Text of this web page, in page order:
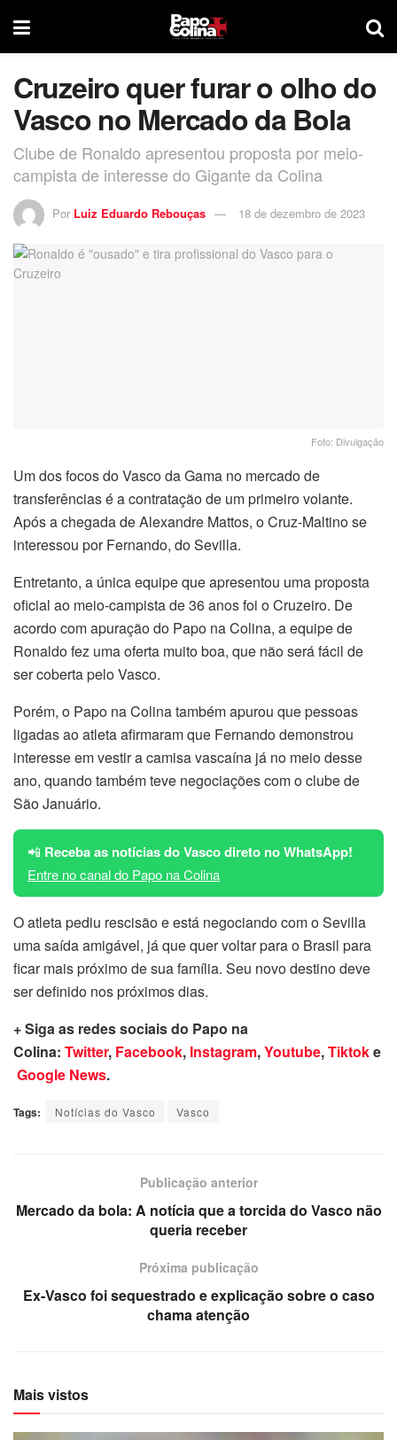
Cruzeiro quer furar o olho do
Vasco no Mercado da Bola
Clube de Ronaldo apresentou proposta por meio-
campista de interesse do Gigante da Colina
Por Luiz Eduardo Rebouças 18 de dezembro de 2023
Foto: Divulgação
Um dos focos do Vasco da Gama no mercado de
transferências é a contratação de um primeiro volante.
Após a chegada de Alexandre Mattos, o Cruz-Maltino se
interessou por Fernando, do Sevilla.
Entretanto, a única equipe que apresentou uma proposta
oficial ao meio-campista de 36 anos foi o Cruzeiro. De
acordo com apuração do Papo na Colina, a equipe de
Ronaldo fez uma oferta muito boa, que não será fácil de
ser coberta pelo Vasco.
Porém, o Papo na Colina também apurou que pessoas
ligadas ao atleta afirmaram que Fernando demonstrou
interesse em vestir a camisa vascaína já no meio desse
ano, quando também teve negociações com o clube de
São Januário.
📲 Receba as notícias do Vasco direto no WhatsApp!
Entre no canal do Papo na Colina
O atleta pediu rescisão e está negociando com o Sevilla
uma saída amigável, já que quer voltar para o Brasil para
ficar mais próximo de sua família. Seu novo destino deve
ser definido nos próximos dias.
+ Siga as redes sociais do Papo na
Colina: Twitter, Facebook, Instagram,Youtube,Tiktoke
Google News.
Tags: Notícias do Vasco Vasco
Publicação anterior
Mercado da bola: A notícia que a torcida do Vasco não
queria receber
Próxima publicação
Ex-Vasco foi sequestrado e explicação sobre o caso
chama atenção
Mais vistos